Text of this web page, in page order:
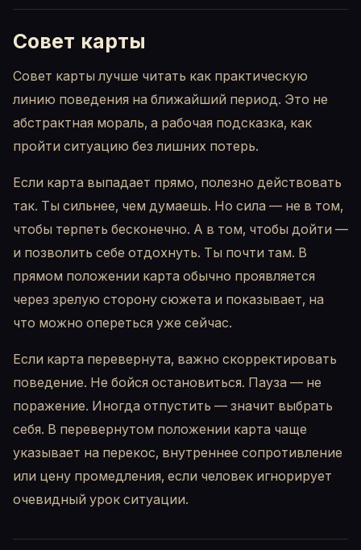
Совет карты
Совет карты лучше читать как практическую
линию поведения на ближайший период. Это не
абстрактная мораль, а рабочая подсказка, как
пройти ситуацию без лишних потерь.
Если карта выпадает прямо, полезно действовать
так. Ты сильнее, чем думаешь. Но сила — не в том,
чтобы терпеть бесконечно. А в том, чтобы дойти —
и позволить себе отдохнуть. Ты почти там. В
прямом положении карта обычно проявляется
через зрелую сторону сюжета и показывает, на
что можно опереться уже сейчас.
Если карта перевернута, важно скорректировать
поведение. Не бойся остановиться. Пауза — не
поражение. Иногда отпустить — значит выбрать
себя. В перевернутом положении карта чаще
указывает на перекос, внутреннее сопротивление
или цену промедления, если человек игнорирует
очевидный урок ситуации.